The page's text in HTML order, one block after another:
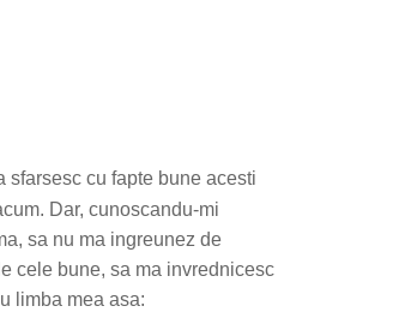
sfarsesc cu fapte bune acesti
Dar, cunoscandu-mi
sa nu ma ingreunez de
cele bune, sa ma invrednicesc
limba mea asa: